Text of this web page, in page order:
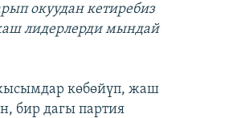
окуудан кетиребиз
лидерлерди мындай
көбөйүп, жаш
бир дагы партия